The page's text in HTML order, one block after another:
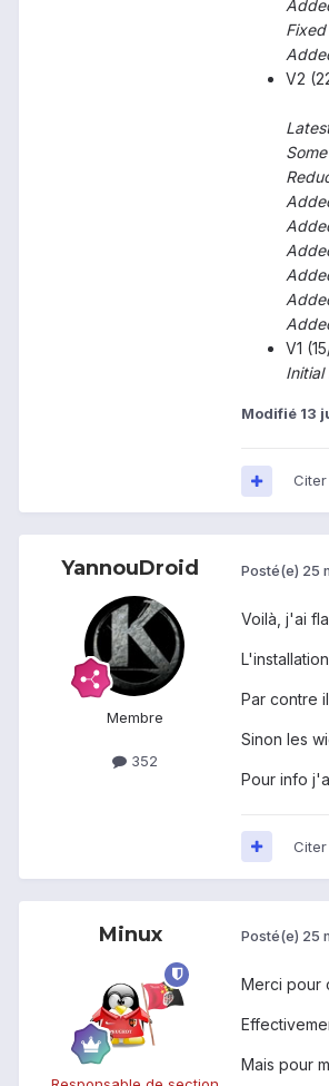
V2
V1
Initial
Modifié 13
Citer
YannouDroid
Membre
352
Posté(e) 25
Voilà, j'ai
Par contre
Sinon les
Pour info
Citer
Minux Posté(e) 25
Merci pour
Mais pour